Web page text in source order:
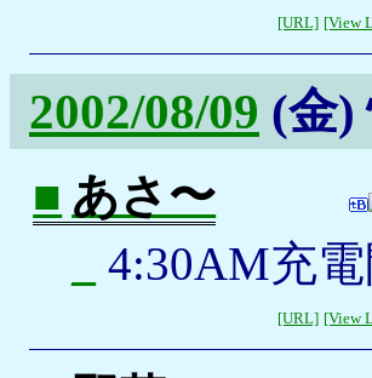
[URL] [View
2002/08/09 (金)
■ あさ〜
4:30AM充
[URL] [View